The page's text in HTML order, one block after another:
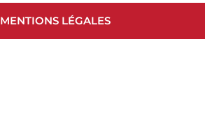
MENTIONS LÉGALES